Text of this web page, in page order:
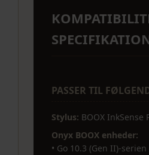
PASSER TIL
Stylus: BOOX InkSense
Onyx BOOX enheder:
• Go 10.3 (Gen II)-serien